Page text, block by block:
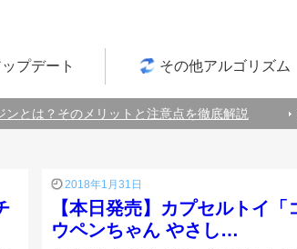
プデート その他アルゴリズム
？そのメリットと注意点を徹底解説
2018年1月31日
【本日発売】カプセルトイ「
ウペンちゃん やさし…